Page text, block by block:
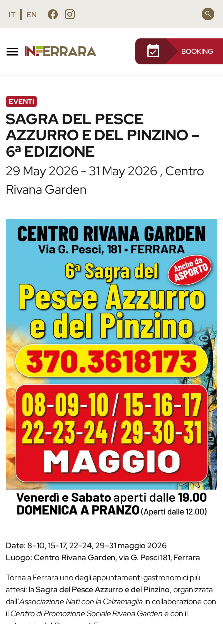
Vai al contenuto principale
Vai al footer
IT EN
BOOKING
SAGRA DEL PESCE AZZURRO E DEL
EVENTI
SAGRA DEL PESCE
AZZURRO E DEL PINZINO –
6ª EDIZIONE
29 May 2026 - 31 May 2026 , Centro
Rivana Garden
Date: 8–10, 15–17, 22–24, 29–31 maggio 2026
Luogo: Centro Rivana Garden, via G. Pesci 181, Ferrara
Torna a Ferrara uno degli appuntamenti gastronomici più
attesi: laSagra del Pesce Azzurro e del Pinzino, organizzata
dall’Associazione Nati con la Calzamagliain collaborazione con
ilCentro di Promozione Sociale Rivana Gardene con il